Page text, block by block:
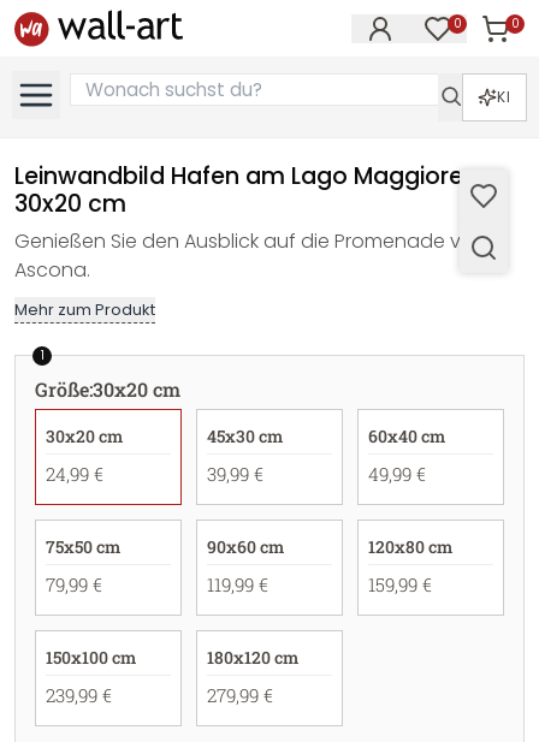
0 0
KI
Leinwandbild Hafen am Lago Maggiore -
30x20 cm
Genießen Sie den Ausblick auf die Promenade von
Ascona.
Mehr zum Produkt
1
Größe:30x20 cm
30x20 cm
24,99 €
45x30 cm
39,99 €
60x40 cm
49,99 €
75x50 cm
79,99 €
90x60 cm
119,99 €
120x80 cm
159,99 €
150x100 cm
239,99 €
180x120 cm
279,99 €